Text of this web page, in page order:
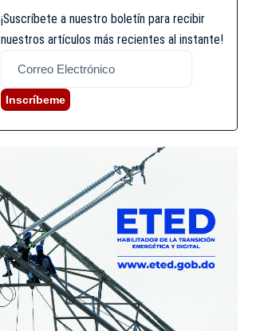
¡Suscríbete a nuestro boletín para recibir
nuestros artículos más recientes al instante!
Inscríbeme